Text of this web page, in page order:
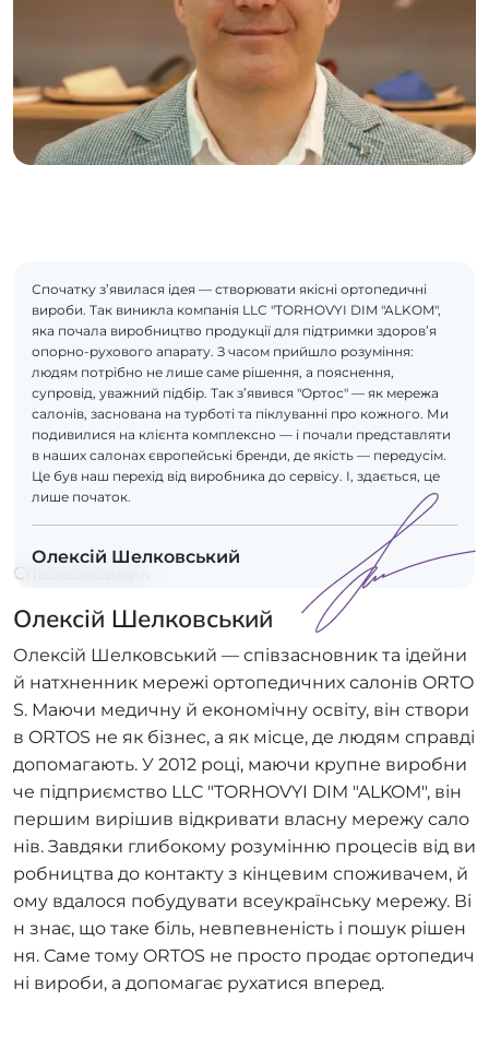
Спочатку з’явилася ідея — створювати якісні ортопедичні
вироби. Так виникла компанія LLC "TORHOVYI DIM "ALKOM",
яка почала виробництво продукції для підтримки здоров’я
опорно-рухового апарату. З часом прийшло розуміння:
людям потрібно не лише саме рішення, а пояснення,
супровід, уважний підбір. Так з’явився "Ортос" — як мережа
салонів, заснована на турботі та піклуванні про кожного. Ми
подивилися на клієнта комплексно — і почали представляти
в наших салонах європейські бренди, де якість — передусім.
Це був наш перехід від виробника до сервісу. І, здається, це
лише початок.
Олексій Шелковський
Співзасновник
Олексій Шелковський
Олексій Шелковський — співзасновник та ідейни
й натхненник мережі ортопедичних салонів ORTO
S. Маючи медичну й економічну освіту, він створи
в ORTOS не як бізнес, а як місце, де людям справді
допомагають. У 2012 році, маючи крупне виробни
че підприємство LLC "TORHOVYI DIM "ALKOM", він
першим вирішив відкривати власну мережу сало
нів. Завдяки глибокому розумінню процесів від ви
робництва до контакту з кінцевим споживачем, й
ому вдалося побудувати всеукраїнську мережу. Ві
н знає, що таке біль, невпевненість і пошук рішен
ня. Саме тому ORTOS не просто продає ортопедич
ні вироби, а допомагає рухатися вперед.